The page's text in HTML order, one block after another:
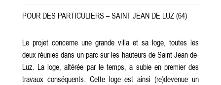
POUR DES PARTICULIERS – SAINT JEAN DE LUZ (64)
Le projet concerne une grande villa et sa loge, toutes les
deux réunies dans un parc sur les hauteurs de Saint-Jean-de-
Luz. La loge, altérée par le temps, a subie en premier des
travaux conséquents. Cette loge est ainsi (re)devenue un